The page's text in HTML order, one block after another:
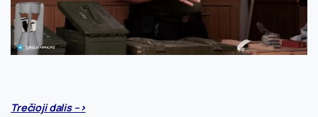
Trečioji dalis –>